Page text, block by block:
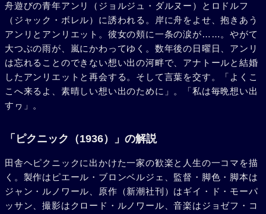
舟遊びの青年アンリ（ジョルジュ・ダルヌー）とロドルフ
（ジャック・ボレル）に誘われる。岸に舟をよせ、抱きあう
アンリとアンリエット。彼女の頬に一条の涙が……。やがて
大つぶの雨が、嵐にかわってゆく。数年後の日曜日、アンリ
は忘れることのできない想い出の河畔で、アナトールと結婚
したアンリエットと再会する。そして言葉を交す。「よくこ
こへ来るよ、素晴しい想い出のために」。「私は毎晩想い出
すヮ」。
「ピクニック（1936）」の解説
田舎ヘピクニックに出かけた一家の歓楽と人生の一コマを描
く。製作はピエール・ブロンベルジェ、監督・脚色・脚本は
ジャン・ルノワール、原作（新潮社刊）はギイ・ド・モーパ
ッサン、撮影はクロード・ルノワール、音楽はジョゼフ・コ